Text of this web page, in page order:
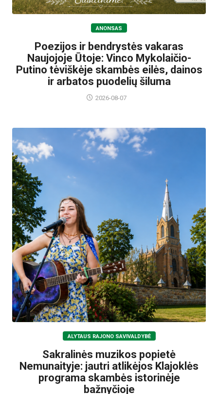
ANONSAS
Poezijos ir bendrystės vakaras
Naujojoje Ūtoje: Vinco Mykolaičio-
Putino tėviškėje skambės eilės, dainos
ir arbatos puodelių šiluma
2026-08-07
ALYTAUS RAJONO SAVIVALDYBĖ
Sakralinės muzikos popietė
Nemunaityje: jautri atlikėjos Klajoklės
programa skambės istorinėje
bažnyčioje